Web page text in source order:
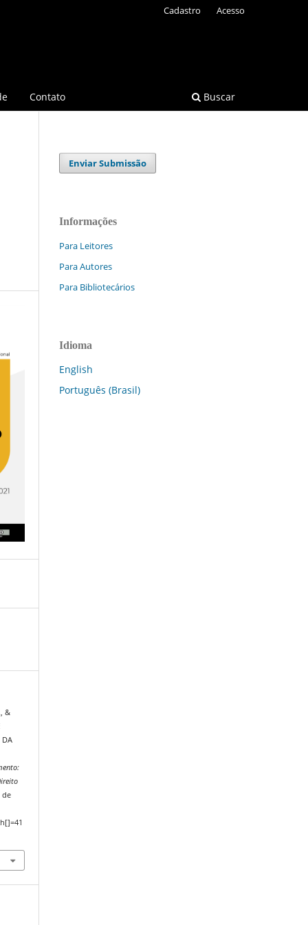
Contato Buscar
Cadastro Acesso
&
DA
de
Enviar Submissão
Informações
Para Leitores
Para Autores
Para Bibliotecários
Idioma
English
Português (Brasil)